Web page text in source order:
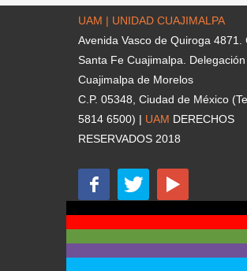
UAM | UNIDAD CUAJIMALPA
Avenida Vasco de Quiroga 4871.
Santa Fe Cuajimalpa. Delegación
Cuajimalpa de Morelos
C.P. 05348, Ciudad de México
5814 6500) | UAM DERECHOS
RESERVADOS 2018